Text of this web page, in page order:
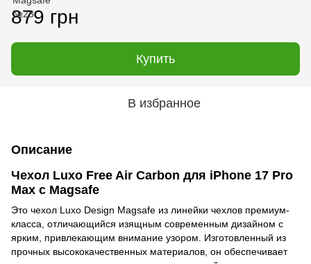
879 грн
Купить
В избранное
Описание
Чехол Luxo Free Air Carbon для iPhone 17 Pro
Max с Magsafe
Это чехол Luxo Design Magsafe из линейки чехлов премиум-
класса, отличающийся изящным современным дизайном с
ярким, привлекающим внимание узором. Изготовленный из
прочных высококачественных материалов, он обеспечивает